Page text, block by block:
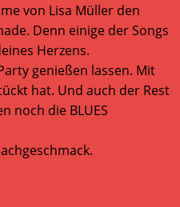
von Lisa Müller den
Denn einige der Songs
Herzens.
genießen lassen. Mit
hat. Und auch der Rest
noch die BLUES